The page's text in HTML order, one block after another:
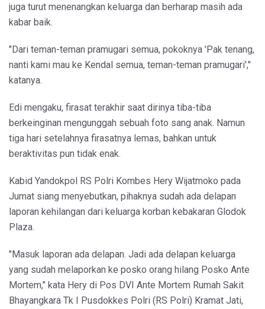
juga turut menenangkan keluarga dan berharap masih ada
kabar baik.
"Dari teman-teman pramugari semua, pokoknya 'Pak tenang,
nanti kami mau ke Kendal semua, teman-teman pramugari',"
katanya.
Edi mengaku, firasat terakhir saat dirinya tiba-tiba
berkeinginan mengunggah sebuah foto sang anak. Namun
tiga hari setelahnya firasatnya lemas, bahkan untuk
beraktivitas pun tidak enak.
Kabid Yandokpol RS Polri Kombes Hery Wijatmoko pada
Jumat siang menyebutkan, pihaknya sudah ada delapan
laporan kehilangan dari keluarga korban kebakaran Glodok
Plaza.
"Masuk laporan ada delapan. Jadi ada delapan keluarga
yang sudah melaporkan ke posko orang hilang Posko Ante
Mortem," kata Hery di Pos DVI Ante Mortem Rumah Sakit
Bhayangkara Tk I Pusdokkes Polri (RS Polri) Kramat Jati,